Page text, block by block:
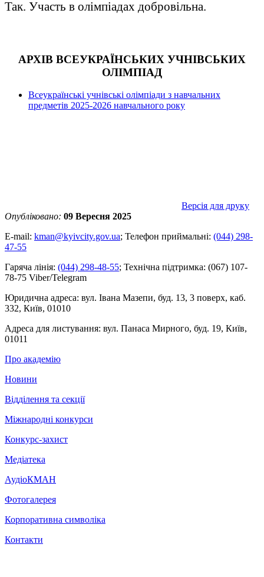
Так. Участь в олімпіадах добровільна.
АРХІВ ВСЕУКРАЇНСЬКИХ УЧНІВСЬКИХ
ОЛІМПІАД
Всеукраїнські учнівські олімпіади з навчальних
предметів 2025-2026 навчального року
Версія для друку
Опубліковано: 09 Вересня 2025
E-mail: kman@kyivcity.gov.ua; Телефон приймальні: (044) 298-
47-55
Гаряча лінія: (044) 298-48-55; Технічна підтримка: (067) 107-
78-75 Viber/Telegram
Юридична адреса: вул. Івана Мазепи, буд. 13, 3 поверх, каб.
332, Київ, 01010
Адреса для листування: вул. Панаса Мирного, буд. 19, Київ,
01011
Про академію
Новини
Відділення та секції
Міжнародні конкурси
Конкурс-захист
Медіатека
АудіоКМАН
Фотогалерея
Корпоративна символіка
Контакти